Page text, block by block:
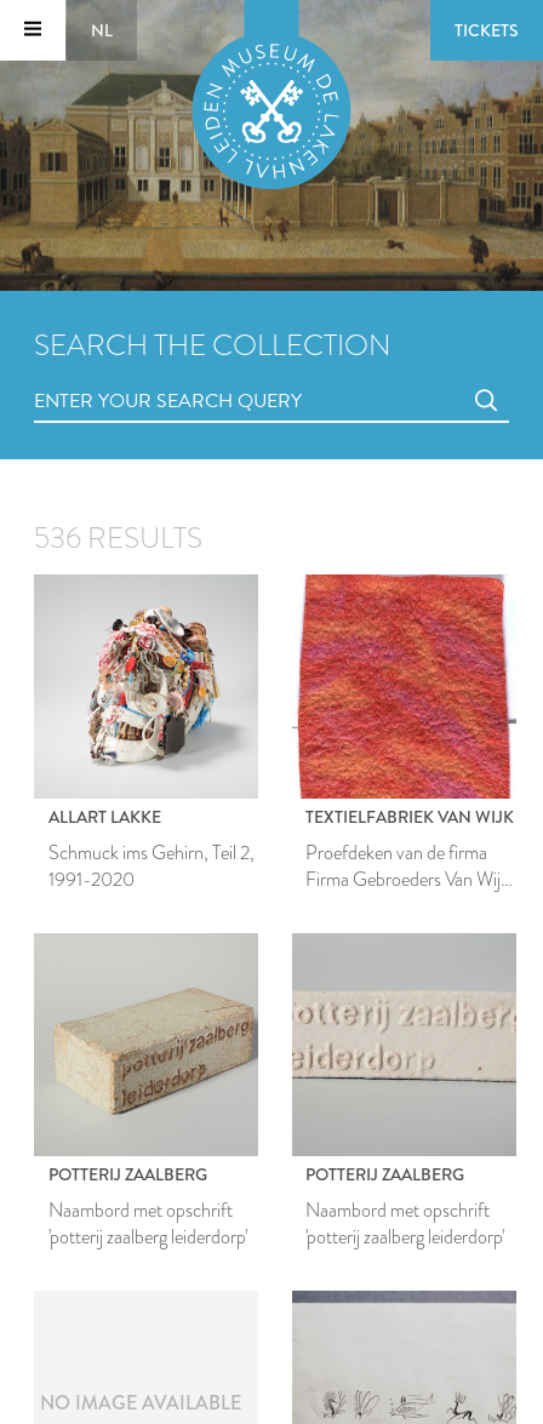
NL TICKETS
SEARCH THE COLLECTION
536 RESULTS
ALLART LAKKE
Schmuck ims Gehirn, Teil 2,
1991-2020
TEXTIELFABRIEK VAN WIJK
Proefdeken van de firma
Firma Gebroeders Van Wijk
POTTERIJ ZAALBERG
Naambord met opschrift
'potterij zaalberg leiderdorp'
POTTERIJ ZAALBERG
Naambord met opschrift
'potterij zaalberg leiderdorp'
NO IMAGE AVAILABLE